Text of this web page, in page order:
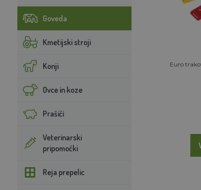
Goveda
Kmetijski stroji
Konji
Ovce in koze
Prašiči
Veterinarski
pripomočki
Reja prepelic
Euro